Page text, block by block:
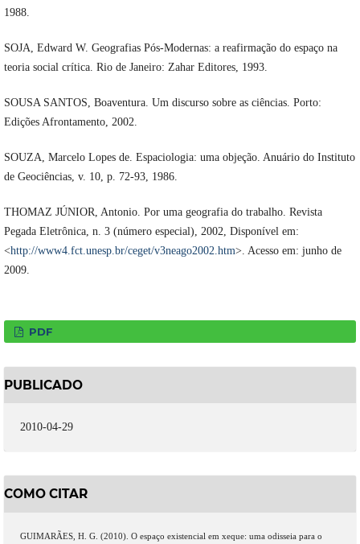
1988.
SOJA, Edward W. Geografias Pós-Modernas: a reafirmação do espaço na
teoria social crítica. Rio de Janeiro: Zahar Editores, 1993.
SOUSA SANTOS, Boaventura. Um discurso sobre as ciências. Porto:
Edições Afrontamento, 2002.
SOUZA, Marcelo Lopes de. Espaciologia: uma objeção. Anuário do Instituto
de Geociências, v. 10, p. 72-93, 1986.
THOMAZ JÚNIOR, Antonio. Por uma geografia do trabalho. Revista
Pegada Eletrônica, n. 3 (número especial), 2002, Disponível em:
<http://www4.fct.unesp.br/ceget/v3neago2002.htm>. Acesso em: junho de
2009.
PDF
PUBLICADO
2010-04-29
COMO CITAR
GUIMARÃES, H. G. (2010). O espaço existencial em xeque: uma odisseia para o